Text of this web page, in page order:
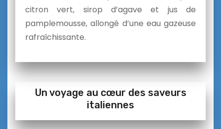
citron vert, sirop d’agave et jus de
pamplemousse, allongé d’une eau gazeuse
rafraîchissante.
Un voyage au cœur des saveurs
italiennes